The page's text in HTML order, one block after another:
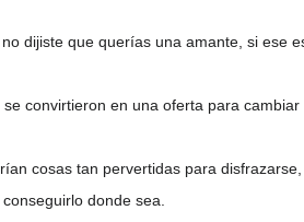
dijiste que querías una amante, si ese
convirtieron en una oferta para cambiar
cosas tan pervertidas para
donde sea.